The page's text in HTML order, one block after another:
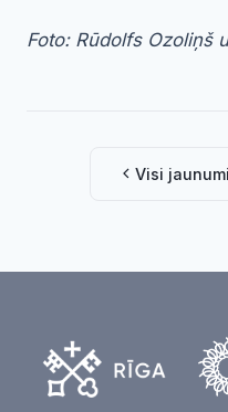
Foto: Rūdolfs Ozoliņš
Visi jaunumi